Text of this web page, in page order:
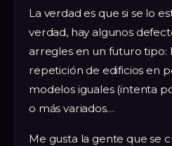
La verdad es que si se lo
verdad, hay algunos
arregles en un futuro tipo:
repetición de edificios en
modelos iguales (intenta
o más variados…
Me gusta la gente que se